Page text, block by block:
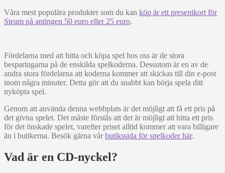
Våra mest populära produkter som du kan köp är ett presentkort för
Steam på antingen 50 euro eller 25 euro.
Fördelarna med att hitta och köpa spel hos oss är de stora
besparingarna på de enskilda spelkoderna. Dessutom är en av de
andra stora fördelarna att koderna kommer att skickas till din e-post
inom några minuter. Detta gör att du snabbt kan börja spela ditt
nyköpta spel.
Genom att använda denna webbplats är det möjligt att få ett pris på
det givna spelet. Det måste förstås att det är möjligt att hitta ett pris
för det önskade spelet, varefter priset alltid kommer att vara billigare
än i butikerna. Besök gärna vårbutikssida för spelkoder här.
Vad är en CD-nyckel?